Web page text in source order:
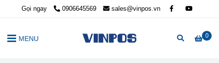
Gọi ngay 0906645569 sales@vinpos.vn
0
MENU